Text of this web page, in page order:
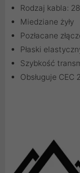
Rodzaj kabla: 28
Miedziane żyły
Pozłacane
Płaski
Szybkość
Obsługuje CEC